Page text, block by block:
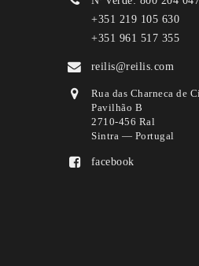
+351 219 105 630
+351 961 517 355
reilis@reilis.com
Rua das Charneca de
Pavilhão B
2710-456 Ral
Sintra — Portugal
facebook